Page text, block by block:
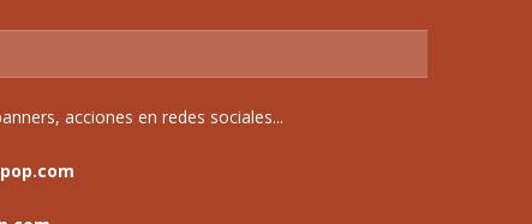
acciones en redes sociales...